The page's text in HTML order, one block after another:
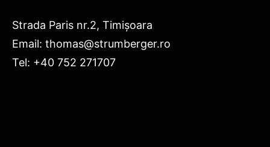
Strada Paris nr.2, Timișoara
Email: thomas@strumberger.ro
Tel: +40 752 271707